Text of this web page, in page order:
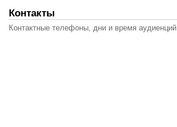
Контакты
Контактные телефоны, дни и время аудиенций